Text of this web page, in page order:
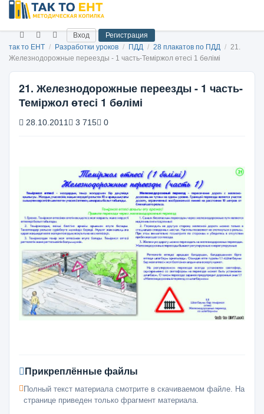
Вход
Регистрация
так то ЕНТ / Разработки уроков / ПДД / 28 плакатов по ПДД / 21.
Железнодорожные переезды - 1 часть-Теміржол өтесі 1 бөлімі
21. Железнодорожные переезды - 1 часть-
Теміржол өтесі 1 бөлімі
28.10.2011 3 715 0
Прикреплённые файлы
Полный текст материала смотрите в скачиваемом файле. На
странице приведен только фрагмент материала.